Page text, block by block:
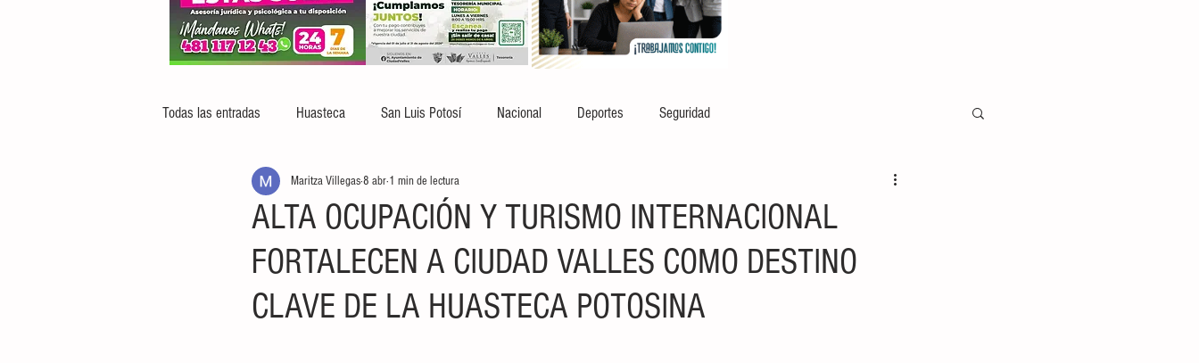
Todas las entradas Huasteca San Luis Potosí Nacional Deportes Seguridad
ALTA OCUPACIÓN Y TURISMO INTERNACIONAL
FORTALECEN A CIUDAD VALLES COMO DESTINO
CLAVE DE LA HUASTECA POTOSINA
Maritza Villegas8 abr 1 min de lectura